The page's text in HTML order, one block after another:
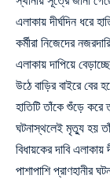
এলাকায় দীর্ঘদিন ধরে
কর্মীরা নিজেদের
এলাকায় দাপিয়ে
উঠে বাড়ির বাইরে বের
হাতিটি তাঁকে শুঁড়ে করে
ঘটনাস্থলেই মৃত্যু হয়
বিধায়কের দাবি
পাশাপাশি